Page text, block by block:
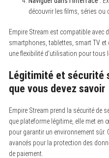
découvrir les films, séries ou
Empire Stream est compatible avec
smartphones, tablettes, smart TV
une flexibilité d’utilisation pour tous
Légitimité et sécurité
que vous devez savoir
Empire Stream prend la sécurité de
que plateforme légitime, elle met
pour garantir un environnement
avancés pour la protection des
de paiement.